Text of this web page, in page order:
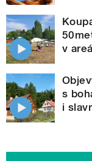
v
s
i